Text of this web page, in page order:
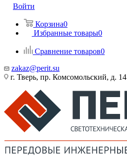
Войти
Корзина0
Избранные товары0
Сравнение товаров0
zakaz@perit.su
г. Тверь, пр. Комсомольский, д. 14